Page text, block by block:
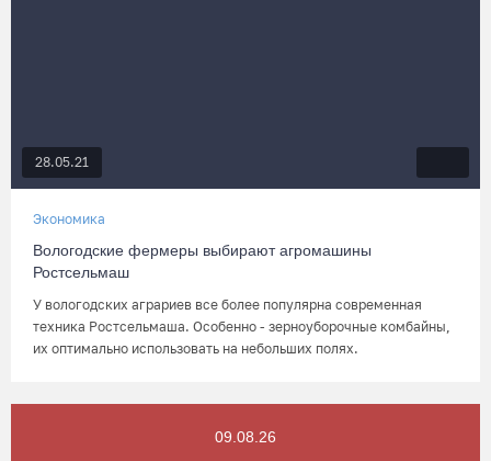
28.05.21
Экономика
Вологодские фермеры выбирают агромашины
Ростсельмаш
У вологодских аграриев все более популярна современная
техника Ростсельмаша. Особенно - зерноуборочные комбайны,
их оптимально использовать на небольших полях.
09.08.26